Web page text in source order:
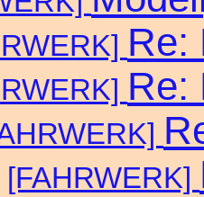
Re:
Re:
[FAHRWERK]